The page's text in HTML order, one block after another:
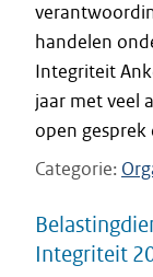
handelen
Integriteit
jaar met veel
open gesprek
Categorie
Integriteit